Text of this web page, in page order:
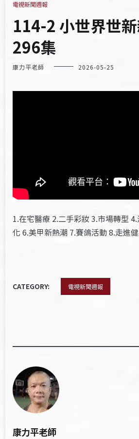
電視新聞週報
114-2 小世界世
296集
康力平老師 2026-05-25
1.在宅醫療 2.二手彩妝 3.市場轉型
化 6.美甲新熱潮 7.賽鴿活動 8.走進
CATEGORY: 電視新聞週報
康力平老師